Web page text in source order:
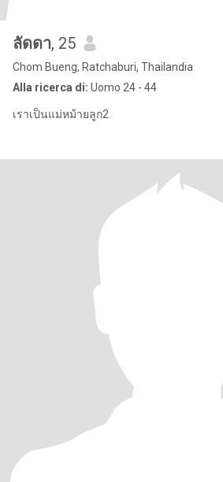
ลัดดา, 25
Chom Bueng, Ratchaburi, Thailandia
Alla ricerca di: Uomo 24 - 44
เราเป็นแม่หม้ายลูก2